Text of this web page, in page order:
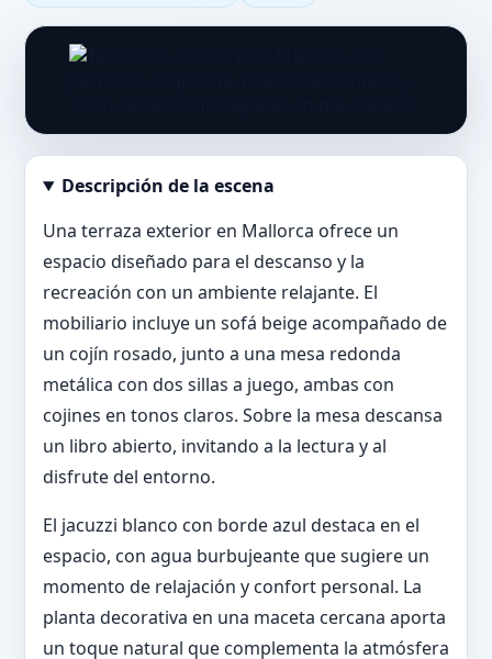
Abrir imagen en tamaño completo
Descripción de la escena
Una terraza exterior en Mallorca ofrece un
espacio diseñado para el descanso y la
recreación con un ambiente relajante. El
mobiliario incluye un sofá beige acompañado de
un cojín rosado, junto a una mesa redonda
metálica con dos sillas a juego, ambas con
cojines en tonos claros. Sobre la mesa descansa
un libro abierto, invitando a la lectura y al
disfrute del entorno.
El jacuzzi blanco con borde azul destaca en el
espacio, con agua burbujeante que sugiere un
momento de relajación y confort personal. La
planta decorativa en una maceta cercana aporta
un toque natural que complementa la atmósfera